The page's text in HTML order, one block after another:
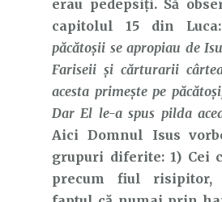
erau pedepsiți. Să
capitolul 15 din
păcătoşii se apropiau de
Fariseii şi cărturarii
acesta primeşte pe
Dar El le-a spus pilda
Aici Domnul Isus
grupuri diferite: 1) Cei
precum fiul risipitor,